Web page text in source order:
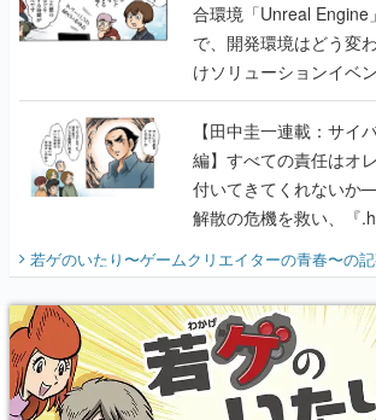
合環境「Unreal Engine
で、開発環境はどう変
けソリューションイベ
に行って、より理解を
【田中圭一連載：サイ
編】すべての責任はオ
付いてきてくれないか
解散の危機を救い、『
開く。業界の快男児・
『少年ジャンプ』色だ
り】
若ゲのいたり〜ゲームクリエイターの青春〜の